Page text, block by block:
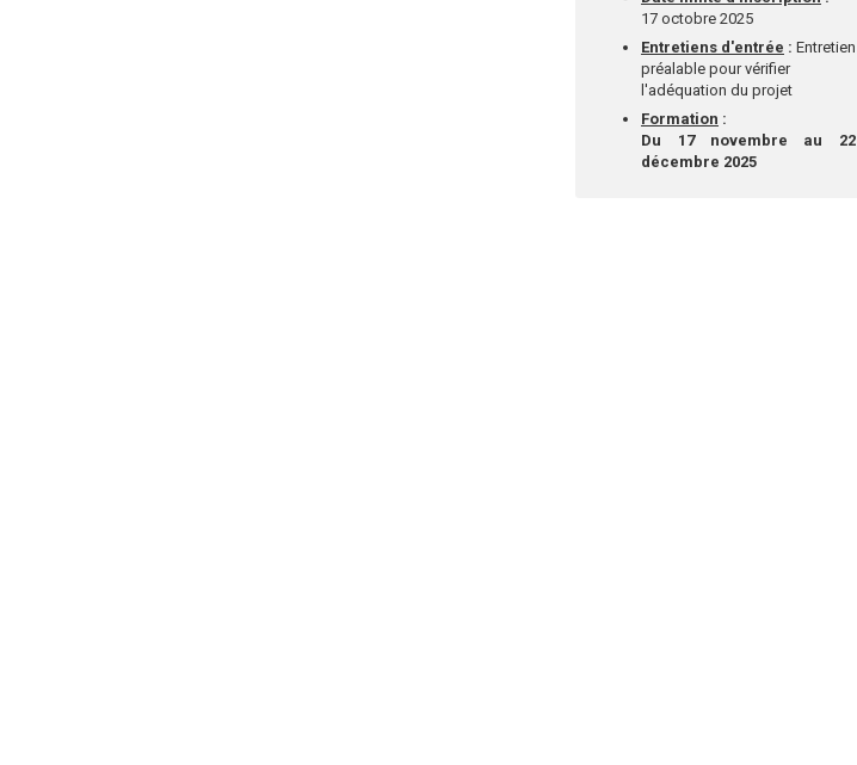
17 octobre 2025
Entretiens d'entrée : Entretien
préalable pour vérifier
l'adéquation du projet
Formation :
Du
17 novembre au 22
décembre 2025